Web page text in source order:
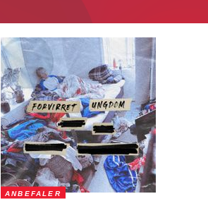
ANBEFALER